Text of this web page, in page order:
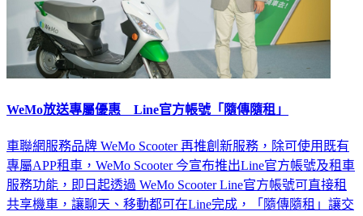
WeMo放送專屬優惠 Line官方帳號「隨傳隨租」
車聯網服務品牌 WeMo Scooter 再推創新服務，除可使用既有
專屬APP租車，WeMo Scooter 今宣布推出Line官方帳號及租車
服務功能，即日起透過 WeMo Scooter Line官方帳號可直接租
共享機車，讓聊天、移動都可在Line完成，「隨傳隨租」讓交